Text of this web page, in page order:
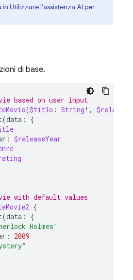
in Utilizzare l'assistenza AI per
di base.
based on user input
($title : String !,
(data :
{
: $releaseYear
with default values
{
(data :
{
Holmes"
:
2009